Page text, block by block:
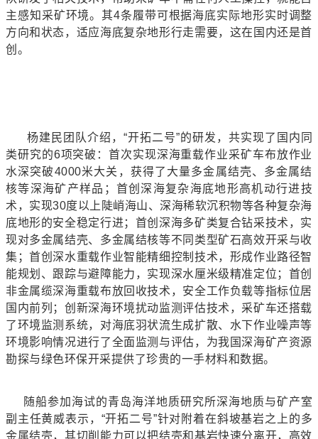
主感知采矿环境。其4条履带可根据海底实际地形实时调整
方向和状态，适应海底复杂地形行走需要，这在国内还是首
创。
杨建民团队介绍，“开拓二号”的研发，共实现了国内同
类研究的6项突破：首次实现深海重载作业采矿车布放作业
水深突破4000米大关，获得了大量多金属结壳、多金属结
核等深海矿产样品；首创深海复杂海底地形高机动行进技
术，实现30度以上陡峭海山、深海稀软沉积物等各种复杂海
底地形的安全稳定行进；首创深海多矿类复合钻采技术，实
现对多金属结壳、多金属结核等不同类型矿石高效开采与收
集；首创深水重载作业智能精细控制技术，形成作业路径智
能规划、跟踪与避障能力，实现深水厘米级精准定位；首创
非金属缆深海重载布放回收技术，安全工作负载等指标位居
国内前列；创新深海环境扰动监测评估技术，采矿车还搭载
了环境监测系统，对海底羽状流生成扩散、水下作业噪声等
环境影响情况进行了全面监测与评估，为我国深海矿产资源
勘探与绿色环保开采提供了珍贵的一手材料和数据。
随船参加海试的青岛海洋地质研究所深海地质与矿产室
副主任黄威表示，“开拓二号”针对附着在斜坡基岩之上的多
金属结壳，其切削能力可以把结壳和基岩快速分离开，高效